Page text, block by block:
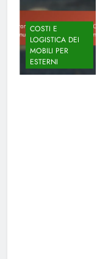
COSTI E
LOGISTICA DEI
MOBILI PER
ESTERNI